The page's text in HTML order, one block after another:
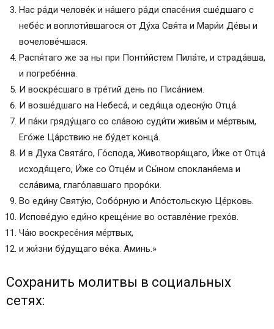
Нас ра́ди челове́к и на́шего ра́ди спасе́ния сше́дшаго с
небе́с и воплоти́вшагося от Ду́ха Свя́та и Мари́и Де́вы и
вочелове́чшася.
Распя́таго же за ны при Понти́йстем Пила́те, и страда́вша,
и погребе́нна.
И воскре́сшаго в тре́тий день по Писа́нием.
И возше́дшаго на Небеса́, и седя́ща одесну́ю Отца́.
И па́ки гряду́щаго со сла́вою суди́ти живы́м и ме́ртвым,
Его́же Ца́рствию не бу́дет конца́.
И в Д́уха Свята́го, Го́спода, Животворя́щаго, И́же от Отца́
исходя́щего, И́же со Отце́м и Сы́ном спокланя́ема и
ссла́вима, глаго́лавшаго проро́ки.
Во еди́ну Святу́ю, Собо́рную и Апо́стольскую Це́рковь.
Испове́дую еди́но креще́ние во оставле́ние грехо́в.
Ча́ю воскресе́ния ме́ртвых,
и жи́зни бу́дущаго ве́ка. Аминь.»
Сохранить молитвы в социальных
сетях: